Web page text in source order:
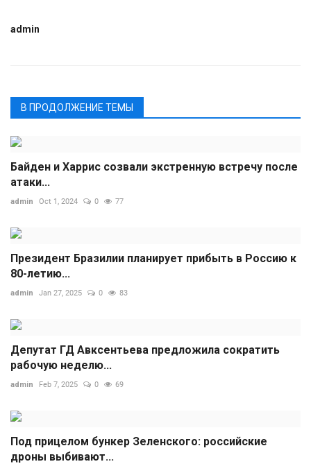
admin
В ПРОДОЛЖЕНИЕ ТЕМЫ
Байден и Харрис созвали экстренную встречу после
атаки...
admin Oct 1, 2024 0 77
Президент Бразилии планирует прибыть в Россию к
80-летию...
admin Jan 27, 2025 0 83
Депутат ГД Авксентьева предложила сократить
рабочую неделю...
admin Feb 7, 2025 0 69
Под прицелом бункер Зеленского: российские
дроны выбивают...